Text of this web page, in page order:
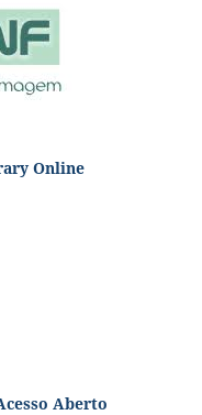
Online
Aberto